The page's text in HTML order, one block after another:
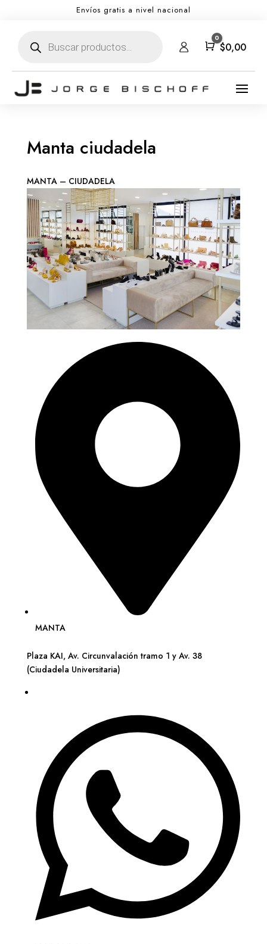
Envíos gratis a nivel nacional
productos Carro
0
$0,00
Manta ciudadela
MANTA – CIUDADELA
MANTA
Plaza KAI, Av. Circunvalación tramo 1 y Av. 38
(Ciudadela Universitaria)